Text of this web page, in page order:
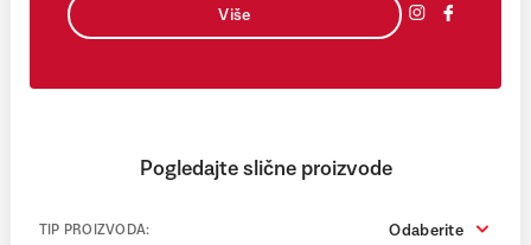
Više
Pogledajte slične proizvode
TIP PROIZVODA: Odaberite